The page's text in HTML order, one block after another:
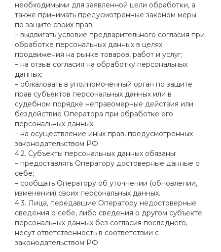
необходимыми для заявленной цели обработки, а
также принимать предусмотренные законом меры
по защите своих прав;
– выдвигать условие предварительного согласия при
обработке персональных данных в целях
продвижения на рынке товаров, работ и услуг;
– на отзыв согласия на обработку персональных
данных;
– обжаловать в уполномоченный орган по защите
прав субъектов персональных данных или в
судебном порядке неправомерные действия или
бездействие Оператора при обработке его
персональных данных;
– на осуществление иных прав, предусмотренных
законодательством РФ.
4.2. Субъекты персональных данных обязаны:
– предоставлять Оператору достоверные данные о
себе;
– сообщать Оператору об уточнении (обновлении,
изменении) своих персональных данных.
4.3. Лица, передавшие Оператору недостоверные
сведения о себе, либо сведения о другом субъекте
персональных данных без согласия последнего,
несут ответственность в соответствии с
законодательством РФ.